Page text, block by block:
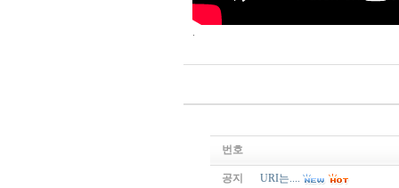
.
번호
공지 URI는....